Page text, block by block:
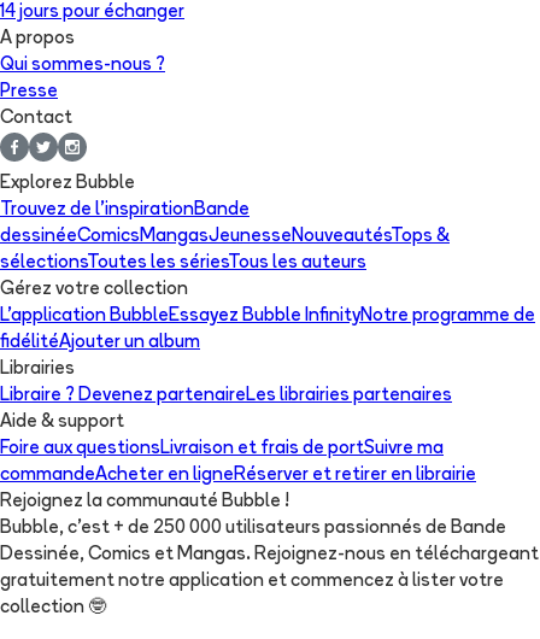
14 jours pour échanger
A propos
Qui sommes-nous ?
Presse
Contact
Explorez Bubble
Trouvez de l'inspirationBande
dessinéeComicsMangasJeunesseNouveautésTops &
sélectionsToutes les sériesTous les auteurs
Gérez votre collection
L'application BubbleEssayez Bubble InfinityNotre programme de
fidélitéAjouter un album
Librairies
Libraire ? Devenez partenaireLes librairies partenaires
Aide & support
Foire aux questionsLivraison et frais de portSuivre ma
commandeAcheter en ligneRéserver et retirer en librairie
Rejoignez la communauté Bubble !
Bubble, c'est + de 250 000 utilisateurs passionnés de Bande
Dessinée, Comics et Mangas. Rejoignez-nous en téléchargeant
gratuitement notre application et commencez à lister votre
collection 🤓